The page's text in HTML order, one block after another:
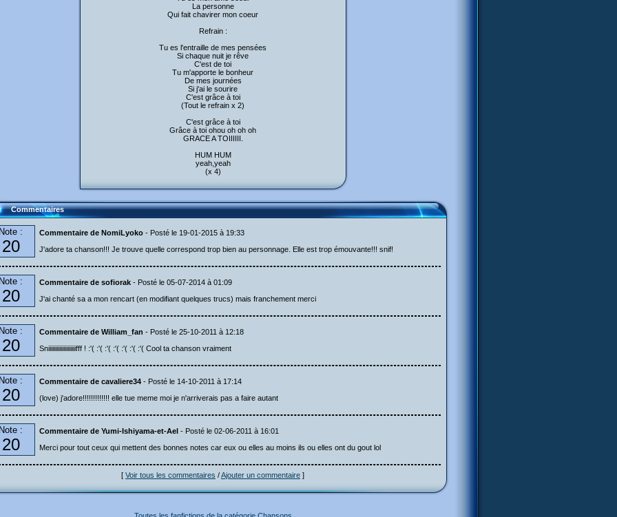
La personne
Qui fait chavirer mon coeur
Refrain :
Tu es l'entraille de mes pensées
Si chaque nuit je rêve
C'est de toi
Tu m'apporte le bonheur
De mes journées
Si j'ai le sourire
C'est grâce à toi
(Tout le refrain x 2)
C'est grâce à toi
Grâce à toi ohou oh oh oh
GRACE A TOIIIIII.
HUM HUM
yeah,yeah
(x 4)
Commentaires
Note :
20
Commentaire de NomiLyoko - Posté le 19-01-2015 à 19:33
J'adore ta chanson!!! Je trouve quelle correspond trop bien au personnage. Elle est trop émouvante!!! snif!
Note :
20
Commentaire de sofiorak - Posté le 05-07-2014 à 01:09
J'ai chanté sa a mon rencart (en modifiant quelques trucs) mais franchement merci
Note :
20
Commentaire de William_fan - Posté le 25-10-2011 à 12:18
Sniiiiiiiiiiiiiiiiiiiifff ! :'( :'( :'( :'( :'( :'( :'( Cool ta chanson vraiment
Note :
20
Commentaire de cavaliere34 - Posté le 14-10-2011 à 17:14
(love) j'adore!!!!!!!!!!!!! elle tue meme moi je n'arriverais pas a faire autant
Note :
20
Commentaire de Yumi-Ishiyama-et-Ael - Posté le 02-06-2011 à 16:01
Merci pour tout ceux qui mettent des bonnes notes car eux ou elles au moins ils ou elles ont du gout lol
[ Voir tous les commentaires /Ajouter un commentaire ]